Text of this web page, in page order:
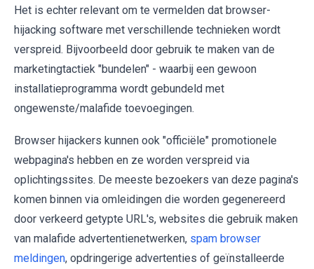
Het is echter relevant om te vermelden dat browser-
hijacking software met verschillende technieken wordt
verspreid. Bijvoorbeeld door gebruik te maken van de
marketingtactiek "bundelen" - waarbij een gewoon
installatieprogramma wordt gebundeld met
ongewenste/malafide toevoegingen.
Browser hijackers kunnen ook "officiële" promotionele
webpagina's hebben en ze worden verspreid via
oplichtingssites. De meeste bezoekers van deze pagina's
komen binnen via omleidingen die worden gegenereerd
door verkeerd getypte URL's, websites die gebruik maken
van malafide advertentienetwerken, spam browser
meldingen, opdringerige advertenties of geïnstalleerde